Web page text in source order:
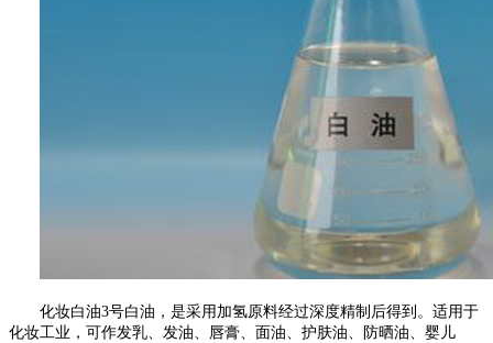
化妆白油3号白油，是采用加氢原料经过深度精制后得到。适用于
化妆工业，可作发乳、发油、唇膏、面油、护肤油、防晒油、婴儿